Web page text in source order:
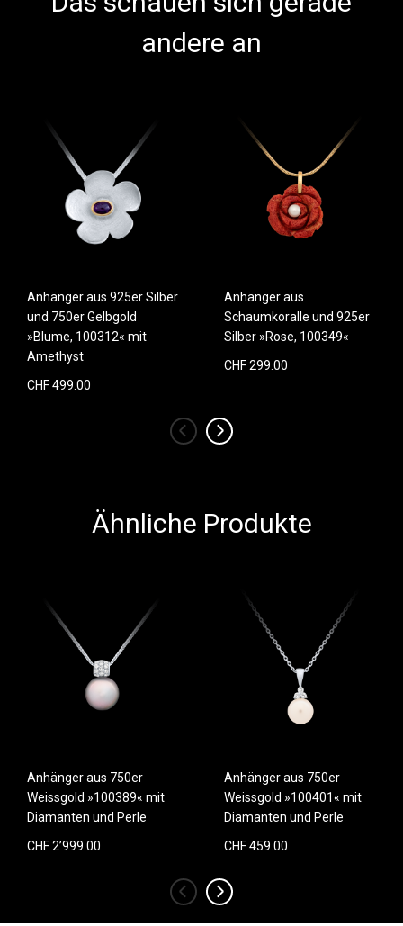
andere an
Anhänger aus 925er Silber
und 750er Gelbgold
»Blume, 100312« mit
Amethyst
CHF 499.00
Anhänger aus
Schaumkoralle und 925er
Silber »Rose, 100349«
CHF 299.00
‹ ›
Ähnliche Produkte
Anhänger aus 750er
Weissgold »100389« mit
Diamanten und Perle
CHF 2’999.00
Anhänger aus 750er
Weissgold »100401« mit
Diamanten und Perle
CHF 459.00
‹ ›